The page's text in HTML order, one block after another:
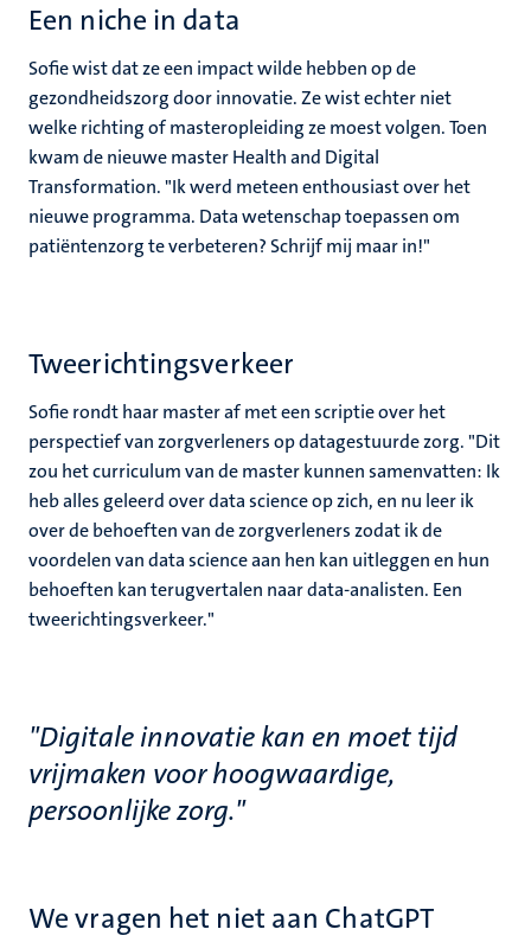
Een niche in data
Sofie wist dat ze een impact wilde hebben op de
gezondheidszorg door innovatie. Ze wist echter niet
welke richting of masteropleiding ze moest volgen. Toen
kwam de nieuwe master Health and Digital
Transformation. "Ik werd meteen enthousiast over het
nieuwe programma. Data wetenschap toepassen om
patiëntenzorg te verbeteren? Schrijf mij maar in!"
Tweerichtingsverkeer
Sofie rondt haar master af met een scriptie over het
perspectief van zorgverleners op datagestuurde zorg. "Dit
zou het curriculum van de master kunnen samenvatten: Ik
heb alles geleerd over data science op zich, en nu leer ik
over de behoeften van de zorgverleners zodat ik de
voordelen van data science aan hen kan uitleggen en hun
behoeften kan terugvertalen naar data-analisten. Een
tweerichtingsverkeer."
"Digitale innovatie kan en moet tijd
vrijmaken voor hoogwaardige,
persoonlijke zorg."
We vragen het niet aan ChatGPT